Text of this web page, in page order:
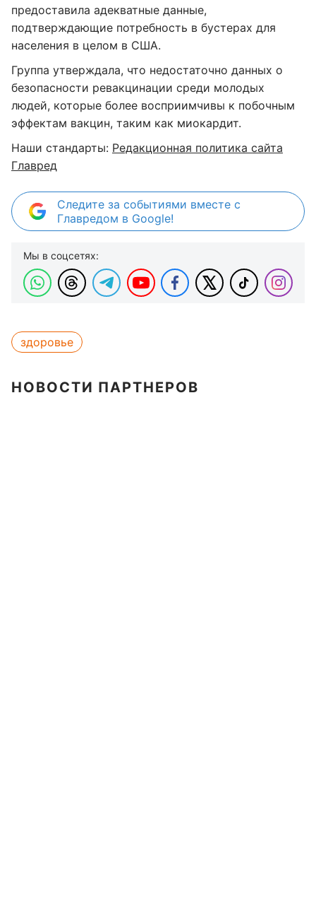
предоставила адекватные данные,
подтверждающие потребность в бустерах для
населения в целом в США.
Группа утверждала, что недостаточно данных о
безопасности ревакцинации среди молодых
людей, которые более восприимчивы к побочным
эффектам вакцин, таким как миокардит.
Наши стандарты: Редакционная политика сайта
Главред
Следите за событиями вместе с
Главредом в Google!
Мы в соцсетях:
здоровье
НОВОСТИ ПАРТНЕРОВ